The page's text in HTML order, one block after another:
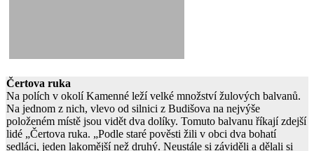
Čertova ruka
Na polích v okolí Kamenné leží velké množství žulových balvanů.
Na jednom z nich, vlevo od silnici z Budišova na nejvýše
položeném místě jsou vidět dva dolíky. Tomuto balvanu říkají zdejší
lidé „Čertova ruka. „Podle staré pověsti žili v obci dva bohatí
sedláci, jeden lakomější než druhý. Neustále si záviděli a dělali si